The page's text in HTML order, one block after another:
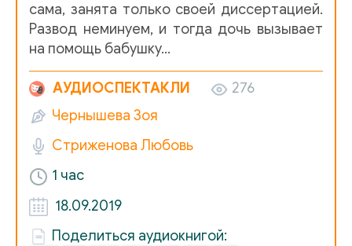
сама, занята только своей диссертацией.
Развод неминуем, и тогда дочь вызывает
на помощь бабушку…
АУДИОСПЕКТАКЛИ
276
Чернышева Зоя
Стриженова Любовь
1 час
18.09.2019
Поделиться аудиокнигой: